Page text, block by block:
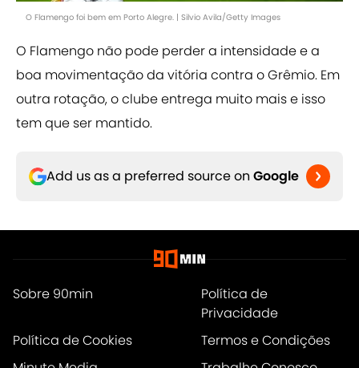
O Flamengo foi bem em Porto Alegre. | Silvio Avila/Getty Images
O Flamengo não pode perder a intensidade e a
boa movimentação da vitória contra o Grêmio. Em
outra rotação, o clube entrega muito mais e isso
tem que ser mantido.
Add us as a preferred source on Google
Sobre 90min
Política de
Privacidade
Política de Cookies
Termos e Condições